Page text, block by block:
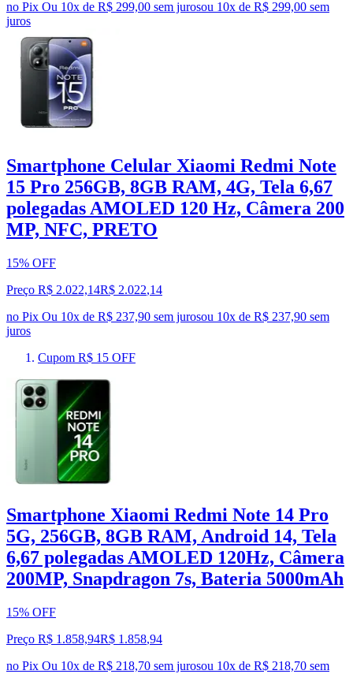
no Pix Ou 10x de R$ 299,00 sem jurosou 10x de R$ 299,00 sem
juros
Smartphone Celular Xiaomi Redmi Note
15 Pro 256GB, 8GB RAM, 4G, Tela 6,67
polegadas AMOLED 120 Hz, Câmera 200
MP, NFC, PRETO
15% OFF
Preço R$ 2.022,14R$ 2.022,14
no Pix Ou 10x de R$ 237,90 sem jurosou 10x de R$ 237,90 sem
juros
Cupom R$ 15 OFF
Smartphone Xiaomi Redmi Note 14 Pro
5G, 256GB, 8GB RAM, Android 14, Tela
6,67 polegadas AMOLED 120Hz, Câmera
200MP, Snapdragon 7s, Bateria 5000mAh
15% OFF
Preço R$ 1.858,94R$ 1.858,94
no Pix Ou 10x de R$ 218,70 sem jurosou 10x de R$ 218,70 sem